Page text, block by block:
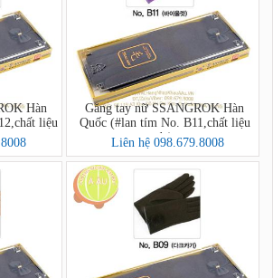
Hàn
liệu
Găng tay nữ SSANGROK Hàn
Quốc (#lan tím No. B11,chất liệu
dạ)
Liên hệ 098.679.8008